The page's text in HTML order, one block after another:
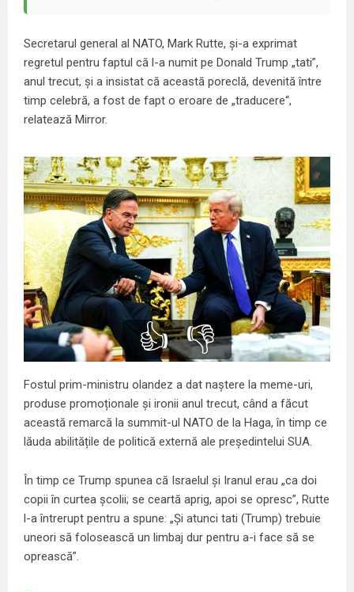
Secretarul general al NATO, Mark Rutte, și-a exprimat
regretul pentru faptul că l-a numit pe Donald Trump „tati”,
anul trecut, și a insistat că această poreclă, devenită între
timp celebră, a fost de fapt o eroare de „traducere“,
relatează Mirror.
👍 👎
Fostul prim-ministru olandez a dat naștere la meme-uri,
produse promoționale și ironii anul trecut, când a făcut
această remarcă la summit-ul NATO de la Haga, în timp ce
lăuda abilitățile de politică externă ale președintelui SUA.
În timp ce Trump spunea că Israelul şi Iranul erau „ca doi
copii în curtea şcolii; se ceartă aprig, apoi se opresc”, Rutte
l-a întrerupt pentru a spune: „Şi atunci tati (Trump) trebuie
uneori să folosească un limbaj dur pentru a-i face să se
oprească”.